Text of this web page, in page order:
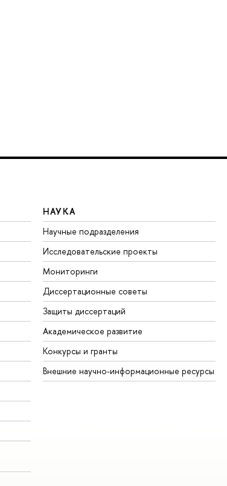
НАУКА
Научные подразделения
Исследовательские проекты
Мониторинги
Диссертационные советы
Защиты диссертаций
Академическое развитие
Конкурсы и гранты
Внешние научно-информационные ресурсы